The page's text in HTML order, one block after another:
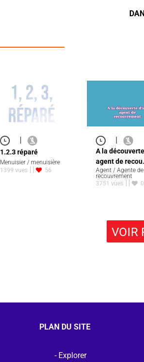
1.2.3 réparé
Menuisier / menuisière
1399 vues
56
A la
agent de
Agent / Agente de
recouvrement
3751 vues
0
VOIR
PLAN DU SITE
Explorer